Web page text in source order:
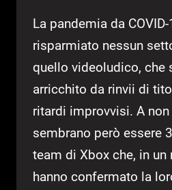
La pandemia da
risparmiato nessun
quello videoludico, che
arricchito da rinvii di
ritardi improvvisi. A
sembrano però essere
team di Xbox che, in un
hanno confermato la